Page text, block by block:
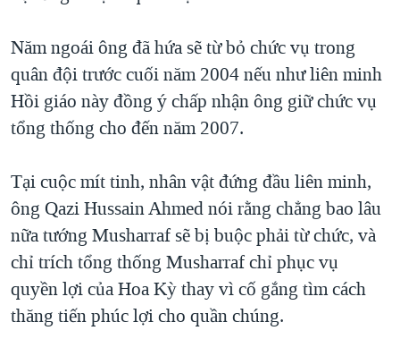
CÁC GIÁ TRỊ CỘNG HÒA Ở VIỆT NAM
THƯỢNG ĐỈNH TRUMP-KIM TẠI VIỆT NAM
TRỊNH VĨNH BÌNH VS. CHÍNH PHỦ VIỆT NAM
BÊN KIA QUỐC LỘ: TIẾNG VỌNG TỪ NÔNG THÔN MỸ
QUAN HỆ VIỆT MỸ
Năm ngoái ông đã hứa sẽ từ bỏ chức vụ trong
quân đội trước cuối năm 2004 nếu như liên minh
Hồi giáo này đồng ý chấp nhận ông giữ chức vụ
tổng thống cho đến năm 2007.
Tại cuộc mít tinh, nhân vật đứng đầu liên minh,
ông Qazi Hussain Ahmed nói rằng chẳng bao lâu
nữa tướng Musharraf sẽ bị buộc phải từ chức, và
chỉ trích tổng thống Musharraf chỉ phục vụ
quyền lợi của Hoa Kỳ thay vì cố gắng tìm cách
thăng tiến phúc lợi cho quần chúng.